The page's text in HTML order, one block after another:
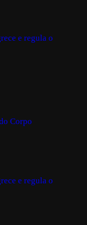
e regula o
Corpo
e regula o